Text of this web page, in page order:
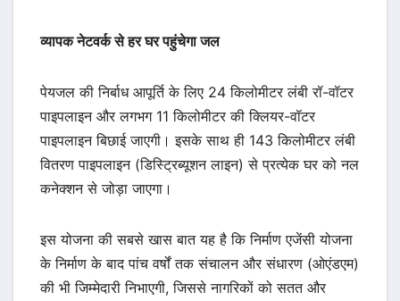
व्यापक नेटवर्क से हर घर पहुंचेगा जल
पेयजल की निर्बाध आपूर्ति के लिए 24 किलोमीटर लंबी रॉ-वॉटर
पाइपलाइन और लगभग 11 किलोमीटर की क्लियर-वॉटर
पाइपलाइन बिछाई जाएगी। इसके साथ ही 143 किलोमीटर लंबी
वितरण पाइपलाइन (डिस्ट्रिब्यूशन लाइन) से प्रत्येक घर को नल
कनेक्शन से जोड़ा जाएगा।
इस योजना की सबसे खास बात यह है कि निर्माण एजेंसी योजना
के निर्माण के बाद पांच वर्षों तक संचालन और संधारण (ओएंडएम)
की भी जिम्मेदारी निभाएगी, जिससे नागरिकों को सतत और